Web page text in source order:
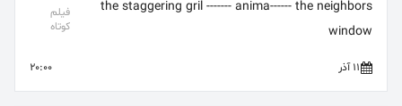
the staggering gril ------- anima------ the neighbors
window
فیلم
کوتاه
11 آذر 20:00